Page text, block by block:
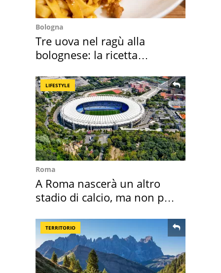
Bologna
Tre uova nel ragù alla
bolognese: la ricetta
LIFESTYLE
Roma
A Roma nascerà un altro
stadio di calcio, ma non per
TERRITORIO